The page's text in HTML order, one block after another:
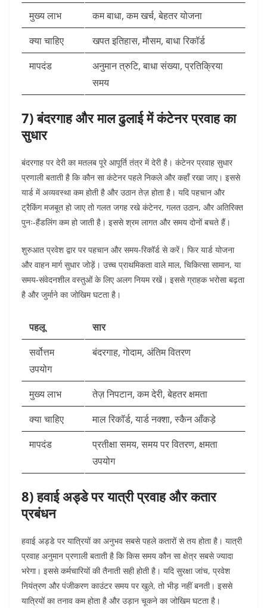
मुख्य लाभ
कम बाधा, कम खर्च, बेहतर योजना
क्या चाहिए
खपत इतिहास, मौसम, बाधा रिकॉर्ड
मापदंड
अनुमान त्रुटि, बाधा संख्या, प्रतिक्रिया
समय
7) बंदरगाह और माल ढुलाई में कंटेनर प्रवाह का
सुधार
बंदरगाह पर देरी का मतलब पूरे आपूर्ति तंत्र में देरी है। कंटेनर प्रवाह सुधार
प्रणाली बताती है कि कौन सा कंटेनर पहले निकले और कहाँ रखा जाए। इससे
यार्ड में अव्यवस्था कम होती है और उठान तेज़ होता है। यदि पहचान और
ट्रैकिंग मजबूत हो जाए तो गलत जगह रखे कंटेनर, गलत उठान, और अतिरिक्त
पुनः-हैंडलिंग कम हो जाती है। इससे श्रम लागत और समय दोनों बचते हैं।
शुरुआत प्रवेश द्वार पर पहचान और समय-रिकॉर्ड से करें। फिर यार्ड योजना
और वाहन मार्ग सुधार जोड़ें। उच्च प्राथमिकता वाले माल, चिकित्सा सामान, या
समय-संवेदनशील वस्तुओं के लिए अलग नियम रखें। इससे ग्राहक भरोसा बढ़ता
है और जुर्माने का जोखिम घटता है।
पहलू
सार
सर्वोत्तम
उपयोग
बंदरगाह, गोदाम, अंतिम वितरण
मुख्य लाभ
तेज़ निपटान, कम देरी, बेहतर क्षमता
क्या चाहिए
माल रिकॉर्ड, यार्ड नक्शा, स्कैन आँकड़े
मापदंड
प्रतीक्षा समय, समय पर वितरण, क्षमता
उपयोग
8) हवाई अड्डे पर यात्री प्रवाह और कतार
प्रबंधन
हवाई अड्डे पर यात्रियों का अनुभव सबसे पहले कतारों से तय होता है। यात्री
प्रवाह अनुमान प्रणाली बताती है कि किस समय कौन सा क्षेत्र सबसे ज्यादा
भरेगा। इससे कर्मचारियों की तैनाती सही होती है। यदि सुरक्षा जांच, प्रवेश
नियंत्रण और पंजीकरण काउंटर समय पर खुले, तो भीड़ नहीं बनती। इससे
यात्रियों का तनाव कम होता है और उड़ान चूकने का जोखिम घटता है।